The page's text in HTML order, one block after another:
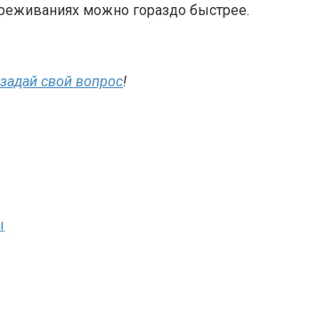
можно гораздо быстрее.
задай свой вопрос!